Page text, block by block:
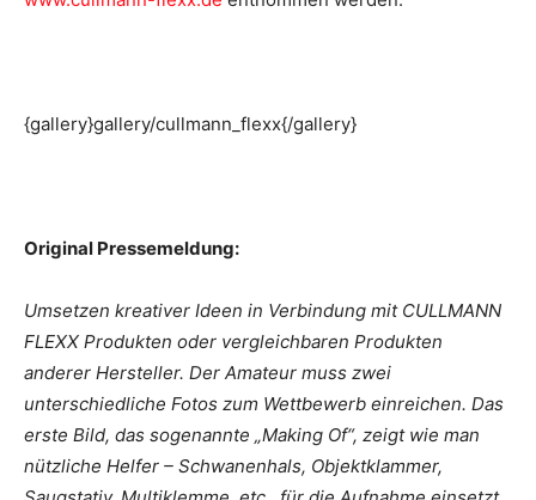
{gallery}gallery/cullmann_flexx{/gallery}
Original Pressemeldung:
Umsetzen kreativer Ideen in Verbindung mit CULLMANN
FLEXX Produkten oder vergleichbaren Produkten
anderer Hersteller. Der Amateur muss zwei
unterschiedliche Fotos zum Wettbewerb einreichen. Das
erste Bild, das sogenannte „Making Of“, zeigt wie man
nützliche Helfer – Schwanenhals, Objektklammer,